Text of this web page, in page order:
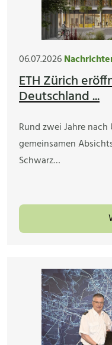
06.07.2026
ETH Zürich
Deutschland ...
Rund zwei Jahre
gemeinsamen
Schwarz…